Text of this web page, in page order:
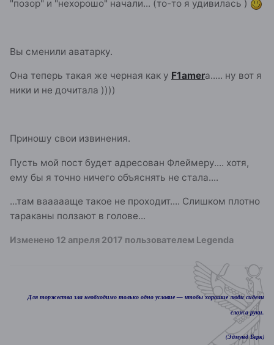
"позор" и "нехорошо" начали... (то-то я удивилась )
Вы сменили аватарку.
Она теперь такая же черная как у F1amerа..... ну вот я
ники и не дочитала ))))
Приношу свои извинения.
Пусть мой пост будет адресован Флеймеру.... хотя,
ему бы я точно ничего объяснять не стала....
...там ваааааще такое не проходит.... Слишком плотно
тараканы ползают в голове...
Изменено 12 апреля 2017 пользователем Legenda
Для торжества зла необходимо только одно условие — чтобы хорошие люди сидели
сложа руки.
(Эдмунд Берк)